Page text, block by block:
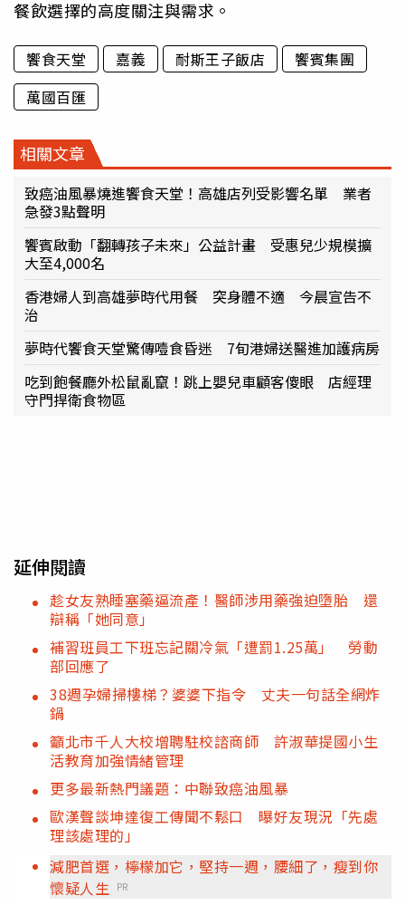
餐飲選擇的高度關注與需求。
饗食天堂 嘉義 耐斯王子飯店
饗賓集團
萬國百匯
相關文章
致癌油風暴燒進饗食天堂！高雄店列受影響名單 業者
急發3點聲明
饗賓啟動「翻轉孩子未來」公益計畫 受惠兒少規模擴
大至4,000名
香港婦人到高雄夢時代用餐 突身體不適 今晨宣告不
治
夢時代饗食天堂驚傳噎食昏迷 7旬港婦送醫進加護病房
吃到飽餐廳外松鼠亂竄！跳上嬰兒車顧客傻眼 店經理
守門捍衛食物區
延伸閱讀
趁女友熟睡塞藥逼流產！醫師涉用藥強迫墮胎 還
辯稱「她同意」
補習班員工下班忘記關冷氣「遭罰1.25萬」 勞動
部回應了
38週孕婦掃樓梯？婆婆下指令 丈夫一句話全網炸
鍋
籲北市千人大校增聘駐校諮商師 許淑華提國小生
活教育加強情緒管理
更多最新熱門議題：中聯致癌油風暴
歐漢聲談坤達復工傳聞不鬆口 曝好友現況「先處
理該處理的」
減肥首選，檸檬加它，堅持一週，腰細了，瘦到你
懷疑人生
PR